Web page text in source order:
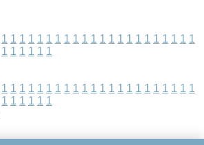
1 1 1 1 1 1 1 1 1 1 1 1 1 1 1 1 1 1 1 1 1 1
1 1 1 1 1 1
1 1 1 1 1 1 1 1 1 1 1 1 1 1 1 1 1 1 1 1 1 1
1 1 1 1 1 1